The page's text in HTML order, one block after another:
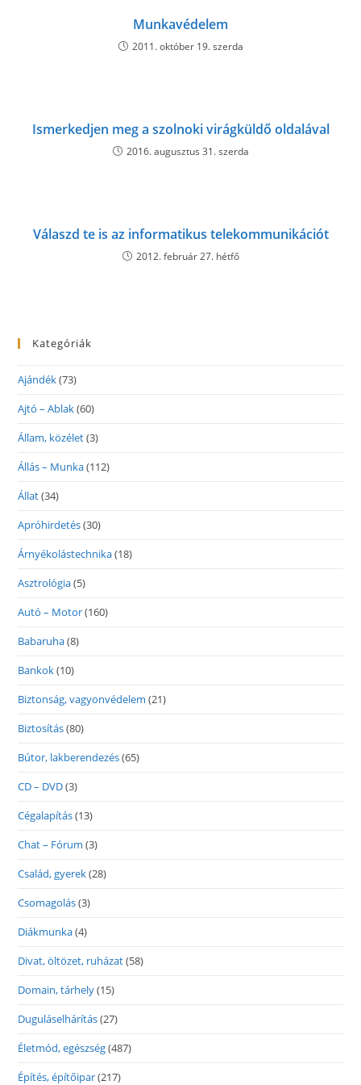
Munkavédelem
2011. október 19. szerda
Ismerkedjen meg a szolnoki virágküldő oldalával
2016. augusztus 31. szerda
Válaszd te is az informatikus telekommunikációt
2012. február 27. hétfő
Kategóriák
Ajándék(73)
Ajtó – Ablak(60)
Állam, közélet(3)
Állás – Munka(112)
Állat(34)
Apróhirdetés(30)
Árnyékolástechnika(18)
Asztrológia(5)
Autó – Motor(160)
Babaruha(8)
Bankok(10)
Biztonság, vagyonvédelem (21)
Biztosítás(80)
Bútor, lakberendezés(65)
CD – DVD(3)
Cégalapítás(13)
Chat – Fórum (3)
Család, gyerek(28)
Csomagolás(3)
Diákmunka(4)
Divat, öltözet, ruházat(58)
Domain, tárhely(15)
Duguláselhárítás(27)
Életmód, egészség(487)
Építés, építőipar(217)